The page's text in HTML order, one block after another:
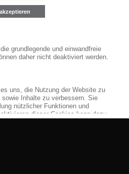
Unternehmen, Produkte,
Verpackungen.
geeignete
sowie nützlichen Service-